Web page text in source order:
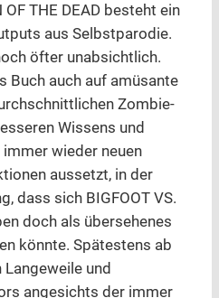
THE DEAD besteht ein
aus Selbstparodie.
öfter unabsichtlich.
Buch auch auf amüsante
Zombie-
Wissens und
wieder neuen
aussetzt, in der
dass sich BIGFOOT VS.
doch als übersehenes
könnte. Spätestens ab
und
angesichts der immer